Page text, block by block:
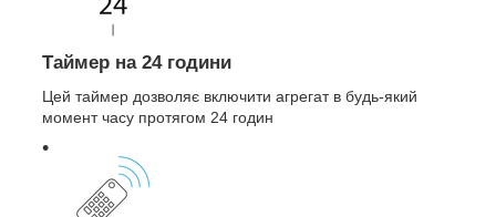
Таймер на 24 години
Цей таймер дозволяє включити агрегат в будь-який
момент часу протягом 24 годин